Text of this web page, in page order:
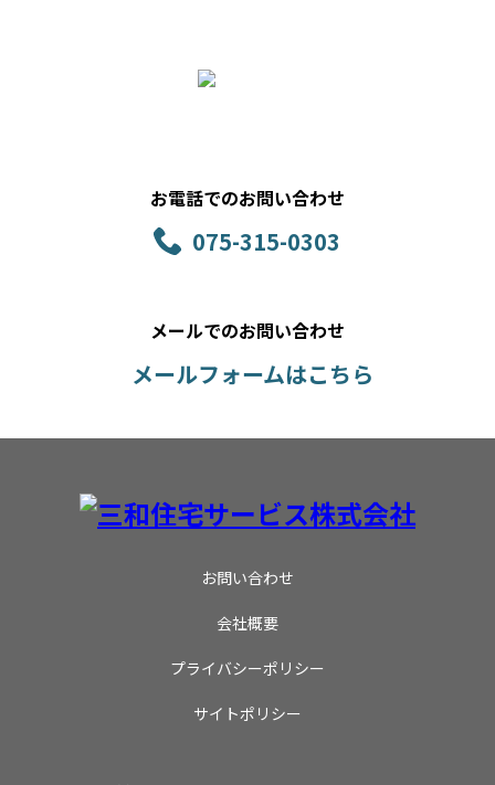
お電話でのお問い合わせ
075-315-0303
メールでのお問い合わせ
メールフォームはこちら
お問い合わせ
会社概要
プライバシーポリシー
サイトポリシー